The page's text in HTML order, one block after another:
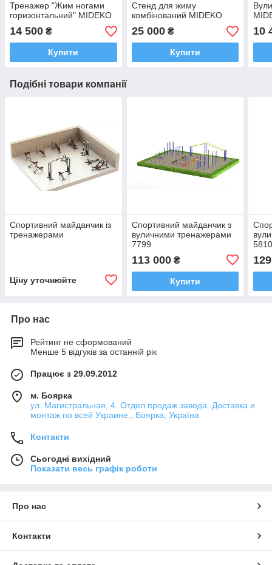
Тренажер "Жим ногами
горизонтальний" MIDEKO
14 500 ₴
Купити
Стенд для жиму
комбінований MIDEKO
25 000₴
Купити
10
Подібні товари компанії
Спортивний майданчик із
тренажерами
Ціну уточнюйте
Спортивний майданчик з
вуличними тренажерами
7799
113 000₴
Купити
Про нас
Рейтинг не сформований
Менше 5 відгуків за останній рік
Працює з 29.09.2012
м. Боярка
ул. Магистральная, 4. Отдел продаж завода. Доставка и
монтаж по всей Украине., Боярка, Україна
Контакти
Сьогодні вихідний
Показати весь графік роботи
Про нас
Контакти